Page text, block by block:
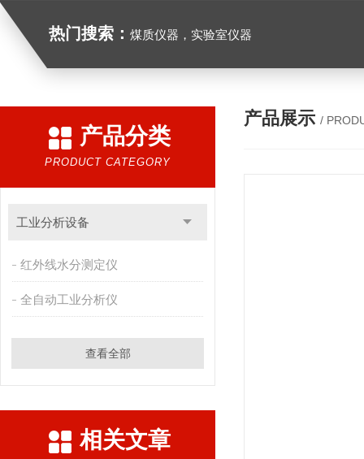
热门搜索： 煤质仪器，实验室仪器
产品分类
PRODUCT CATEGORY
工业分析设备
红外线水分测定仪
全自动工业分析仪
查看全部
相关文章
产品展示 /